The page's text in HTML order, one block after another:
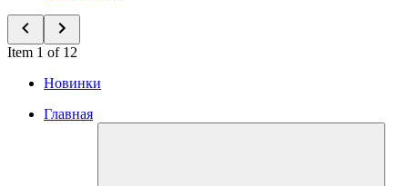
Item 1 of 12
Новинки
Главная